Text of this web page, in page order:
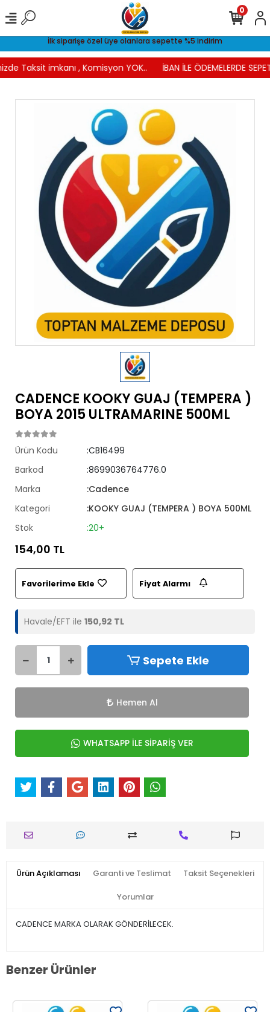
İlk siparişe özel üye olanlara sepette %5 indirim
Taksit imkanı , Komisyon YOK.. İBAN İLE ÖDEMELERDE
0
CADENCE KOOKY GUAJ (TEMPERA )
BOYA 2015 ULTRAMARINE 500ML
Ürün Kodu
:CB16499
Barkod
:8699036764776.0
Marka
:Cadence
Kategori
:KOOKY GUAJ (TEMPERA ) BOYA 500ML
Stok
:20+
154,00 TL
Favorilerime Ekle Fiyat Alarmı
Havale/EFT ile 150,92 TL
Sepete Ekle
Hemen Al
WHATSAPP İLE SİPARİŞ VER
Ürün Açıklaması Garanti ve Teslimat Taksit Seçenekleri
Yorumlar
CADENCE MARKA OLARAK GÖNDERİLECEK.
Benzer Ürünler